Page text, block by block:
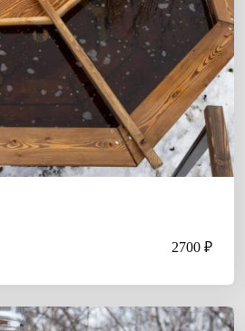
2700 ₽